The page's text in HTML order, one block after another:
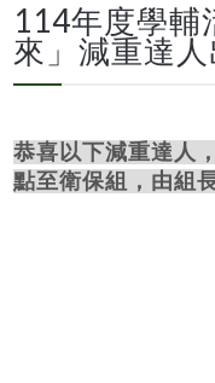
114年度學輔
來」減重達
恭喜以下減重達人
點至衛保組，由組